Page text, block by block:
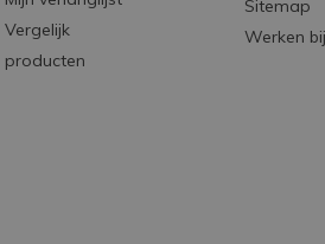
Vergelijk
producten
Sitemap
Werken bij